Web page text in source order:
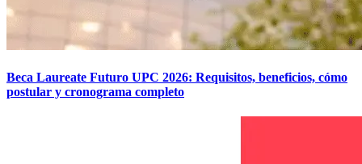
Beca Laureate Futuro UPC 2026: Requisitos, beneficios, cómo
postular y cronograma completo